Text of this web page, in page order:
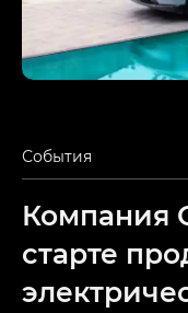
События
Компания
старте